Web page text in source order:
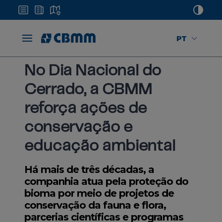
PT
No Dia Nacional do
Cerrado, a CBMM
reforça ações de
conservação e
educação ambiental
Há mais de três décadas, a
companhia atua pela proteção do
bioma por meio de projetos de
conservação da fauna e flora,
parcerias científicas e programas